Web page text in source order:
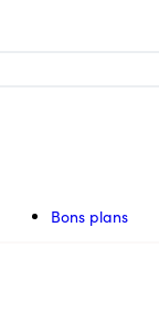
Bons plans